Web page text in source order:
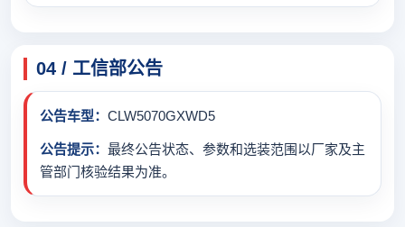
04 / 工信部公告
公告车型： CLW5070GXWD5
公告提示： 最终公告状态、参数和选装范围以厂家及主
管部门核验结果为准。